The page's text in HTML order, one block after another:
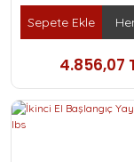
Sepete Ekle
4.856,07